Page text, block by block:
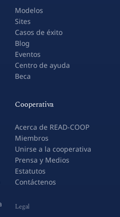
Explorar
Modelos
Sites
Casos de éxito
Blog
Eventos
Cooperativa
Acerca de READ-COOP
Miembros
Unirse a la cooperativa
Prensa y Medios